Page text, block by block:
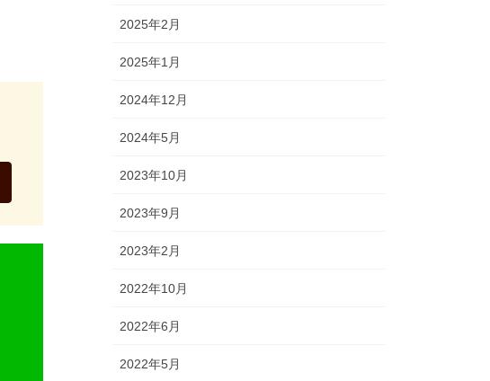
2025年2月
2025年1月
2024年12月
2024年5月
2023年10月
2023年9月
2023年2月
2022年10月
2022年6月
2022年5月